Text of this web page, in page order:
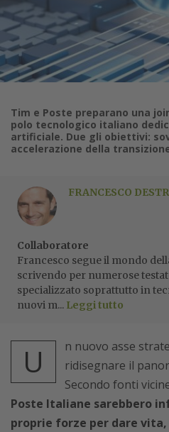
Tim e Poste preparano una
polo tecnologico italiano
artificiale. Due gli obiettivi:
accelerazione della
FRANCESCO
Collaboratore
Francesco segue il mondo
scrivendo per numerose
specializzato soprattutto in
nuovi m... Leggi tutto
U
n nuovo asse
ridisegnare il
Secondo fonti
Poste Italiane sarebbero
proprie forze per dare vita,